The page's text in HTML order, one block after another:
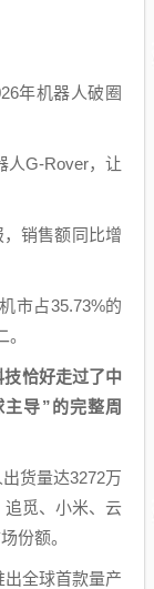
年机器人破圈
人G-Rover，让
销售额同比增
市占35.73%的
技恰好走过了中
导”的完整周
货量达3272万
追觅、小米、云
份额。
全球首款量产